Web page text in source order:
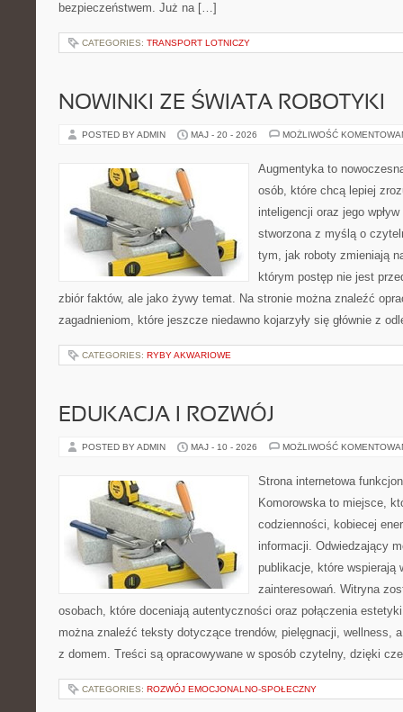
bezpieczeństwem. Już na […]
CATEGORIES: TRANSPORT LOTNICZY
NOWINKI ZE ŚWIATA ROBOTYKI
POSTED BY ADMIN MAJ - 20 - 2026 MOŻLIWOŚĆ
Augmentyka to
osób, które chcą lepiej
inteligencji oraz jego
stworzona z myślą o
tym, jak roboty zmieniają
którym postęp nie jest
zbiór faktów, ale jako żywy temat. Na stronie można znaleźć
zagadnieniom, które jeszcze niedawno kojarzyły się głównie z
CATEGORIES: RYBY AKWARIOWE
EDUKACJA I ROZWÓJ
POSTED BY ADMIN MAJ - 10 - 2026 MOŻLIWOŚĆ
Strona internetowa
Komorowska to miejsce,
codzienności, kobiecej
informacji. Odwiedzający
publikacje, które wspierają
zainteresowań. Witryna
osobach, które doceniają autentyczności oraz połączenia
można znaleźć teksty dotyczące trendów, pielęgnacji, wellness,
z domem. Treści są opracowywane w sposób czytelny, dzięki
CATEGORIES: ROZWÓJ EMOCJONALNO-SPOŁECZNY